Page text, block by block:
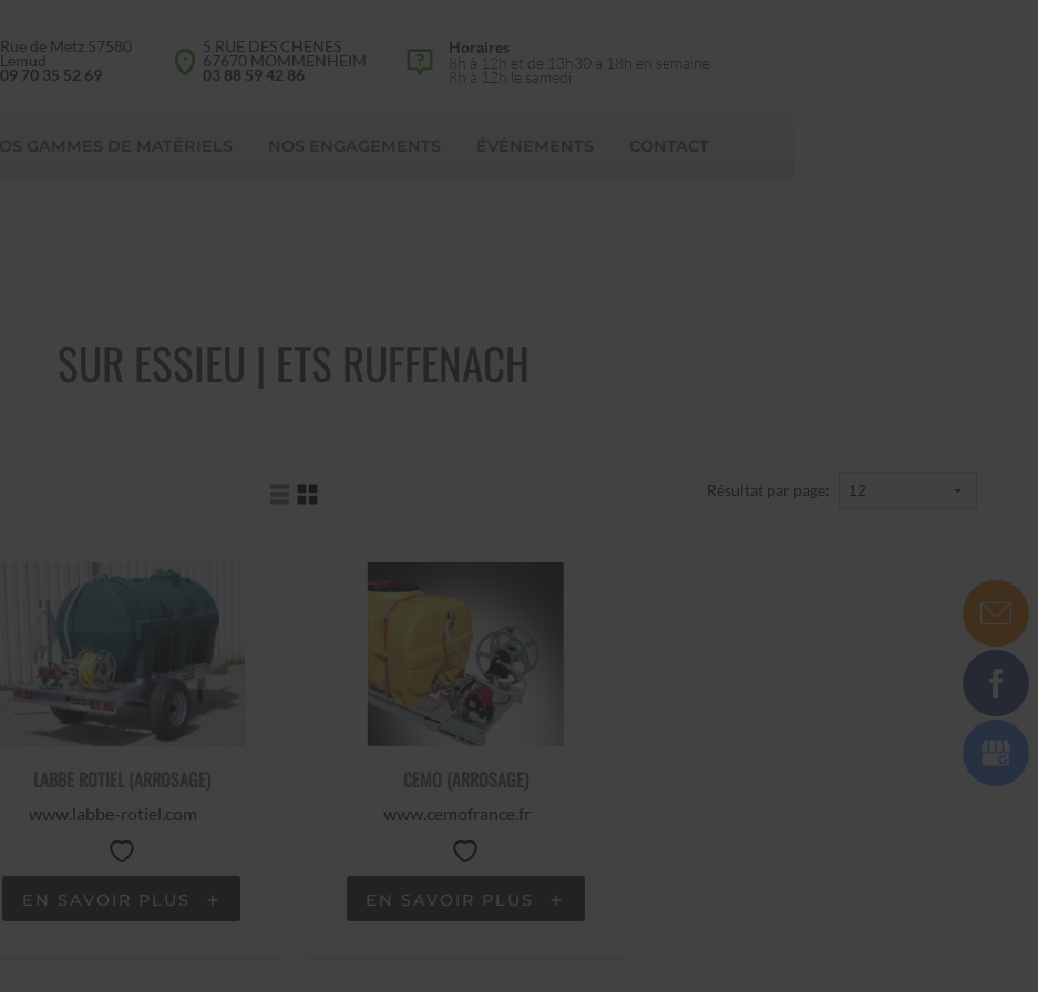
Rue de Metz 57580
Lemud
09 70 35 52 69
5 RUE DES CHENES
67670 MOMMENHEIM
03 88 59 42 86
Horaires
8h à 12h et de 13h30 à 18h en semaine
8h à 12h le samedi
SUR ESSIEU | ETS RUFFENACH
Résultat par page:
LABBE ROTIEL (ARROSAGE)
www.labbe-rotiel.com
EN SAVOIR PLUS
www.cemofrance.fr
EN SAVOIR PLUS